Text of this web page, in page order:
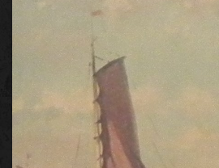
Onderwerp
strandgezicht